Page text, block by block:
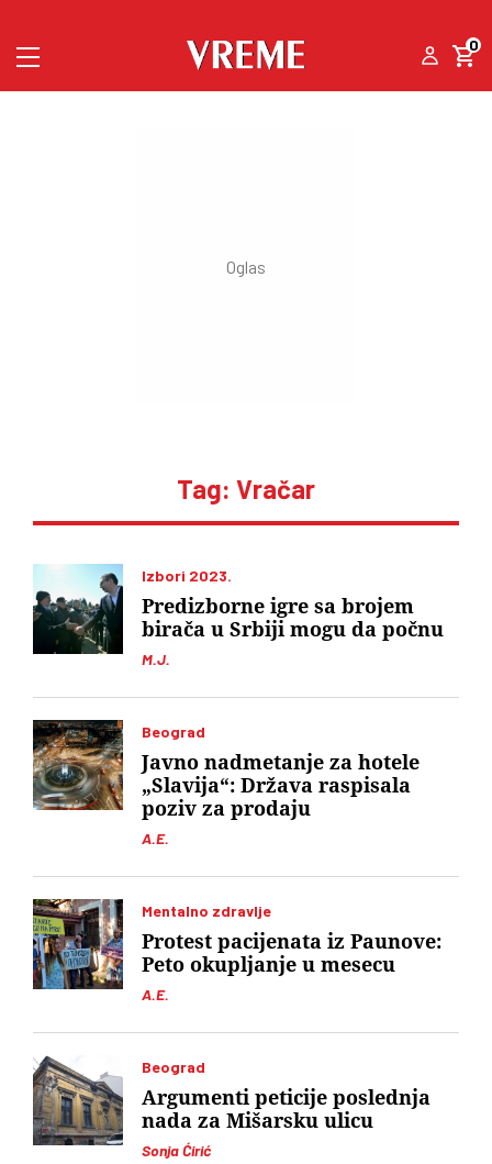
0
Tag: Vračar
Izbori 2023.
M.J.
Predizborne igre sa brojem
birača u Srbiji mogu da počnu
Beograd
A.E.
Javno nadmetanje za hotele
„Slavija“: Država raspisala
poziv za prodaju
Mentalno zdravlje
A.E.
Protest pacijenata iz Paunove:
Peto okupljanje u mesecu
Beograd
Sonja Ćirić
Argumenti peticije poslednja
nada za Mišarsku ulicu